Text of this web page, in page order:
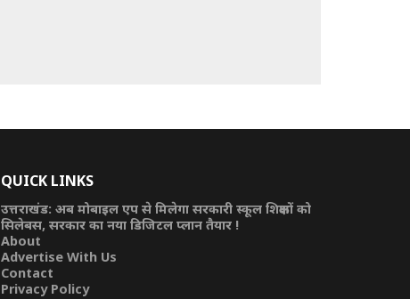
QUICK LINKS
उत्तराखंड: अब मोबाइल एप से मिलेगा सरकारी स्कूल शिक्षकों को
सिलेबस, सरकार का नया डिजिटल प्लान तैयार !
About
Advertise With Us
Contact
Privacy Policy